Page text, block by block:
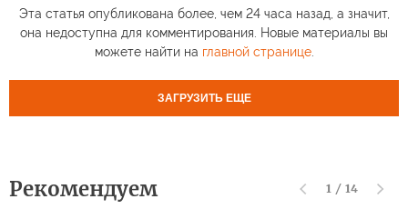
Эта статья опубликована более, чем 24 часа назад, а значит,
она недоступна для комментирования. Новые материалы вы
можете найти на главной странице.
ЗАГРУЗИТЬ ЕЩЕ
Рекомендуем 1 / 14